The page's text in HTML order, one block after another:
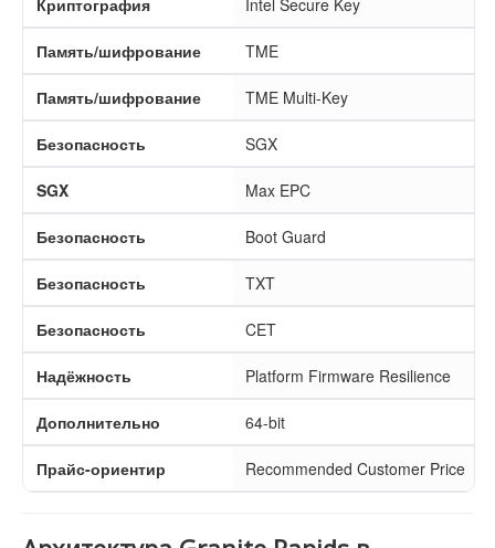
Криптография Intel Secure Key
Память/шифрование TME
Память/шифрование TME Multi-Key
Безопасность SGX
SGX Max EPC
Безопасность Boot Guard
Безопасность TXT
Безопасность CET
Надёжность Platform Firmware Resilience
Дополнительно 64-bit
Прайс-ориентир Recommended Customer Price